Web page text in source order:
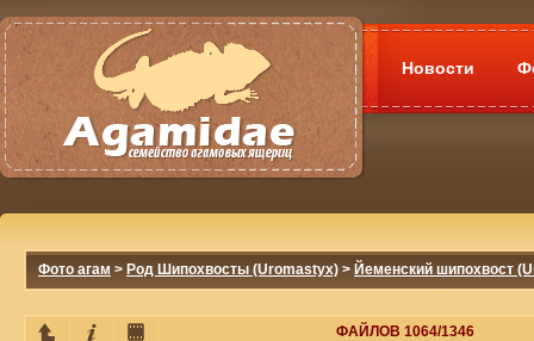
Новости
Фото агам > Род Шипохвосты (Uromastyx) > Йеменский шипохвост
ФАЙЛОВ 1064/1346